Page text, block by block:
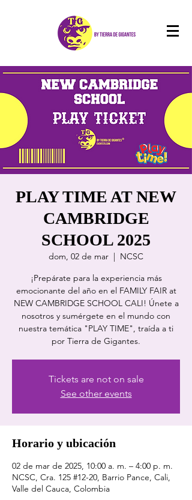
PLAY TIME AT NEW
CAMBRIDGE
SCHOOL 2025
dom, 02 de mar
  |
NCSC
¡Prepárate para la experiencia más
emocionante del año en el FAMILY FAIR at
NEW CAMBRIDGE SCHOOL CALI! Únete a
nosotros y sumérgete en el mundo con
nuestra temática "PLAY TIME", traída a ti
por Tierra de Gigantes.
Tickets are not on sale
See other events
Horario y ubicación
02 de mar de 2025, 10:00 a. m. – 4:00 p. m.
NCSC, Cra. 125 #12-20, Barrio Pance, Cali,
Valle del Cauca, Colombia